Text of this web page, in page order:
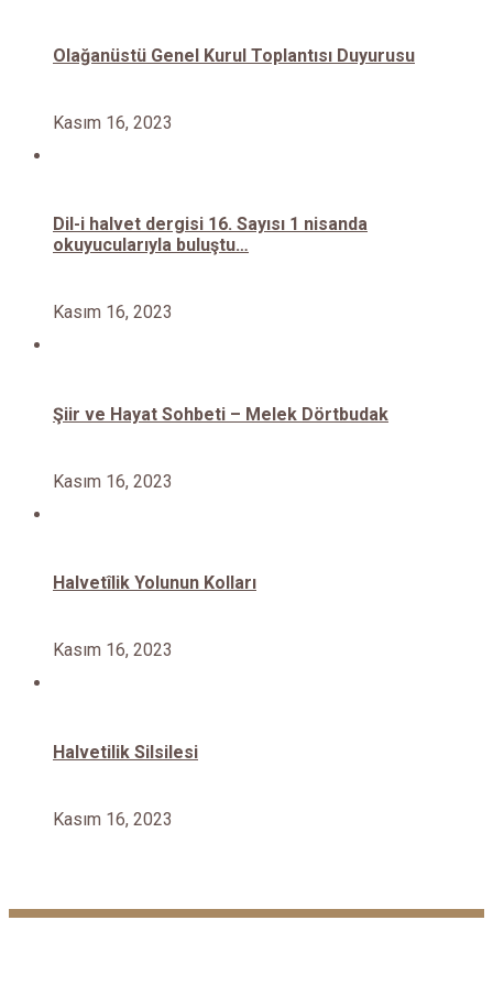
Olağanüstü Genel Kurul Toplantısı Duyurusu
Kasım 16, 2023
Dil-i halvet dergisi 16. Sayısı 1 nisanda
okuyucularıyla buluştu…
Kasım 16, 2023
Şiir ve Hayat Sohbeti – Melek Dörtbudak
Kasım 16, 2023
Halvetîlik Yolunun Kolları
Kasım 16, 2023
Halvetilik Silsilesi
Kasım 16, 2023